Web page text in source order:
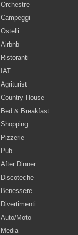
Orchestre
Campeggi
Ostelli
Airbnb
Ristoranti
IAT
Agriturist
Country House
Bed & Breakfast
Shopping
Pizzerie
Pub
After Dinner
Discoteche
Benessere
Divertimenti
Auto/Moto
Media